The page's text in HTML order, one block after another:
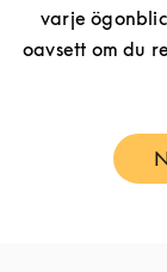
varje
oavsett om du